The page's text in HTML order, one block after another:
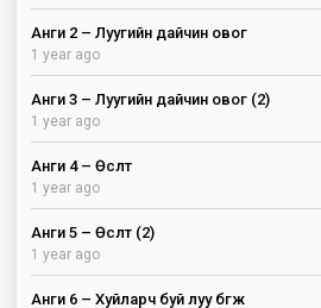
Анги 2 – Луугийн дайчин овог
1 year ago
Анги 3 – Луугийн дайчин овог (2)
1 year ago
Анги 4 – Өсөлт
1 year ago
Анги 5 – Өсөлт (2)
1 year ago
Анги 6 – Хуйларч буй луу бөгж